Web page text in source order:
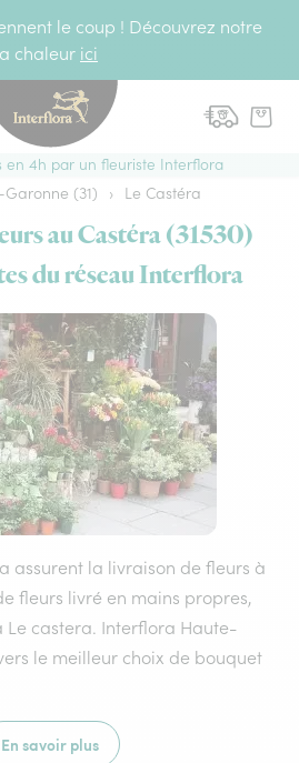
le coup ! Découvrez notre
chaleur ici
en 4h par un fleuriste Interflora
(31) › Le Castéra
au Castéra (31530)
du réseau Interflora
assurent la livraison de fleurs à
fleurs livré en mains propres,
Le castera. Interflora Haute-
le meilleur choix de bouquet
En savoir plus